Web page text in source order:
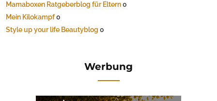
Mamaboxen Ratgeberblog für Eltern0
Mein Kilokampf0
Style up your life Beautyblog 0
Werbung